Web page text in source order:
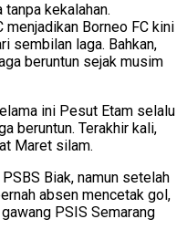
kekalahan.
menjadikan Borneo FC kini
sembilan laga. Bahkan,
beruntun sejak musim
ini Pesut Etam selalu
beruntun. Terakhir kali,
Maret silam.
Biak, namun setelah
absen mencetak gol,
PSIS Semarang